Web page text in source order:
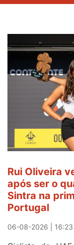
Rui Oliveira
após ser o
Sintra na
Portugal
06-08-2026 | 16:23